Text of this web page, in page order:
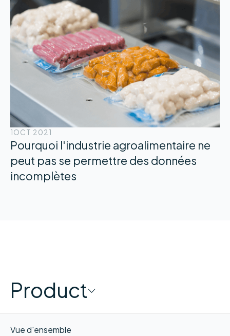
1OCT 2021
Pourquoi l'industrie agroalimentaire ne
peut pas se permettre des données
incomplètes
Product
Vue d'ensemble